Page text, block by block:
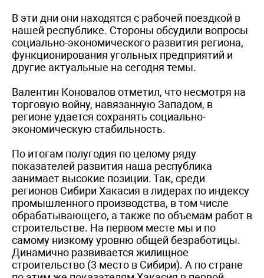
В эти дни они находятся с рабочей поездкой в
нашей республике. Стороны обсудили вопросы
социально-экономического развития региона,
функционирования угольных предприятий и
другие актуальные на сегодня темы.
Валентин Коновалов отметил, что несмотря на
торговую войну, навязанную Западом, в
регионе удается сохранять социально-
экономическую стабильность.
По итогам полугодия по целому ряду
показателей развития наша республика
занимает высокие позиции. Так, среди
регионов Сибири Хакасия в лидерах по индексу
промышленного производства, в том числе
обрабатывающего, а также по объемам работ в
строительстве. На первом месте мы и по
самому низкому уровню общей безработицы.
Динамично развивается жилищное
строительство (3 место в Сибири). А по стране